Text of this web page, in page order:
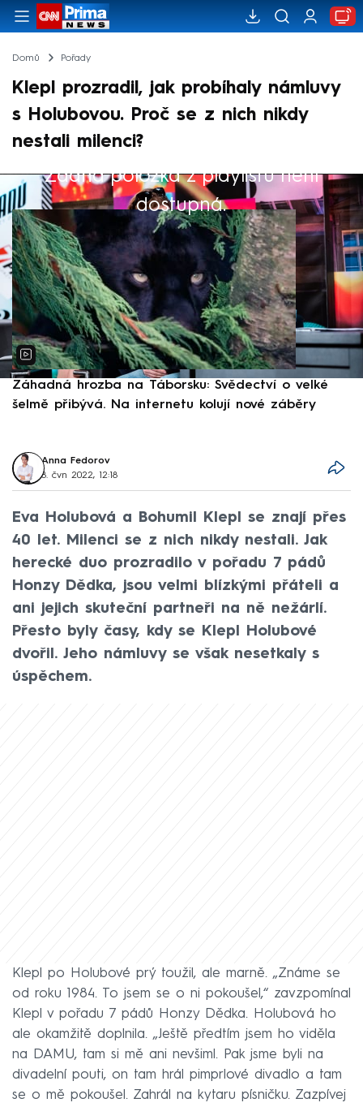
Domů Pořady
Klepl prozradil, jak probíhaly námluvy
s Holubovou. Proč se z nich nikdy
nestali milenci?
Žádná položka z playlistu není
dostupná.
Výběr redakce
Záhadná hrozba na Táborsku: Svědectví o velké
šelmě přibývá. Na internetu kolují nové záběry
Anna Fedorov
8. čvn 2022, 12:18
Eva Holubová a Bohumil Klepl se znají přes
40 let. Milenci se z nich nikdy nestali. Jak
herecké duo prozradilo v pořadu 7 pádů
Honzy Dědka, jsou velmi blízkými přáteli a
ani jejich skuteční partneři na ně nežárlí.
Přesto byly časy, kdy se Klepl Holubové
dvořil. Jeho námluvy se však nesetkaly s
úspěchem.
Klepl po Holubové prý toužil, ale marně. „Známe se
od roku 1984. To jsem se o ni pokoušel,“ zavzpomínal
Klepl v pořadu 7 pádů Honzy Dědka. Holubová ho
ale okamžitě doplnila. „Ještě předtím jsem ho viděla
na DAMU, tam si mě ani nevšiml. Pak jsme byli na
divadelní pouti, on tam hrál pimprlové divadlo a tam
se o mě pokoušel. Zahrál na kytaru písničku. Zazpívej